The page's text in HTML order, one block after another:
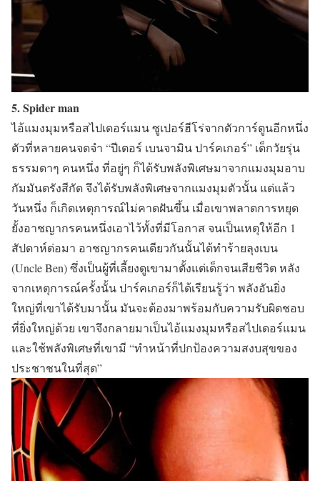
5. Spider man
ไอ้แมงมุมหรือสไปเดอร์แมน ซูเปอร์ฮีโร่จากตัวการ์ตูนอีกหนึ่ง
ตัวที่หลายคนจดจำ “ปีเตอร์ เบนจามิน ปาร์คเกอร์” เด็กวัยรุ่น
ธรรมดาๆ คนหนึ่ง ที่อยู่ๆ ก็ได้รับพลังพิเศษมาจากแมงมุมอาบ
กัมมันตรังสีกัด จึงได้รับพลังพิเศษจากแมงมุมตัวนั้น แต่แล้ว
วันหนึ่ง ก็เกิดเหตุการณ์ไม่คาดฝันขึ้น เมื่อเขาพลาดการหยุด
ยั้งอาชญากรคนหนึ่งเอาไว้ทั้งที่มีโอกาส จนเป็นเหตุให้อีก 1
สัปดาห์ต่อมา อาชญากรคนเดียวกันนั้นได้ทำร้ายลุงเบน
(Uncle Ben) ซึ่งเป็นผู้ที่เลี้ยงดูเขามาตั้งแต่เด็กจนเสียชีวิต หลัง
จากเหตุการณ์ครั้งนั้น ปาร์คเกอร์ก็ได้เรียนรู้ว่า พลังอันยิ่ง
ใหญ่ที่เขาได้รับมานั้น มันจะต้องมาพร้อมกับความรับผิดชอบ
ที่ยิ่งใหญ่ด้วย เขาจึงกลายมาเป็นไอ้แมงมุมหรือสไปเดอร์แมน
และใช้พลังพิเศษที่เขามี “ทำหน้าที่ปกป้องความสงบสุขของ
ประชาชนในที่สุด”